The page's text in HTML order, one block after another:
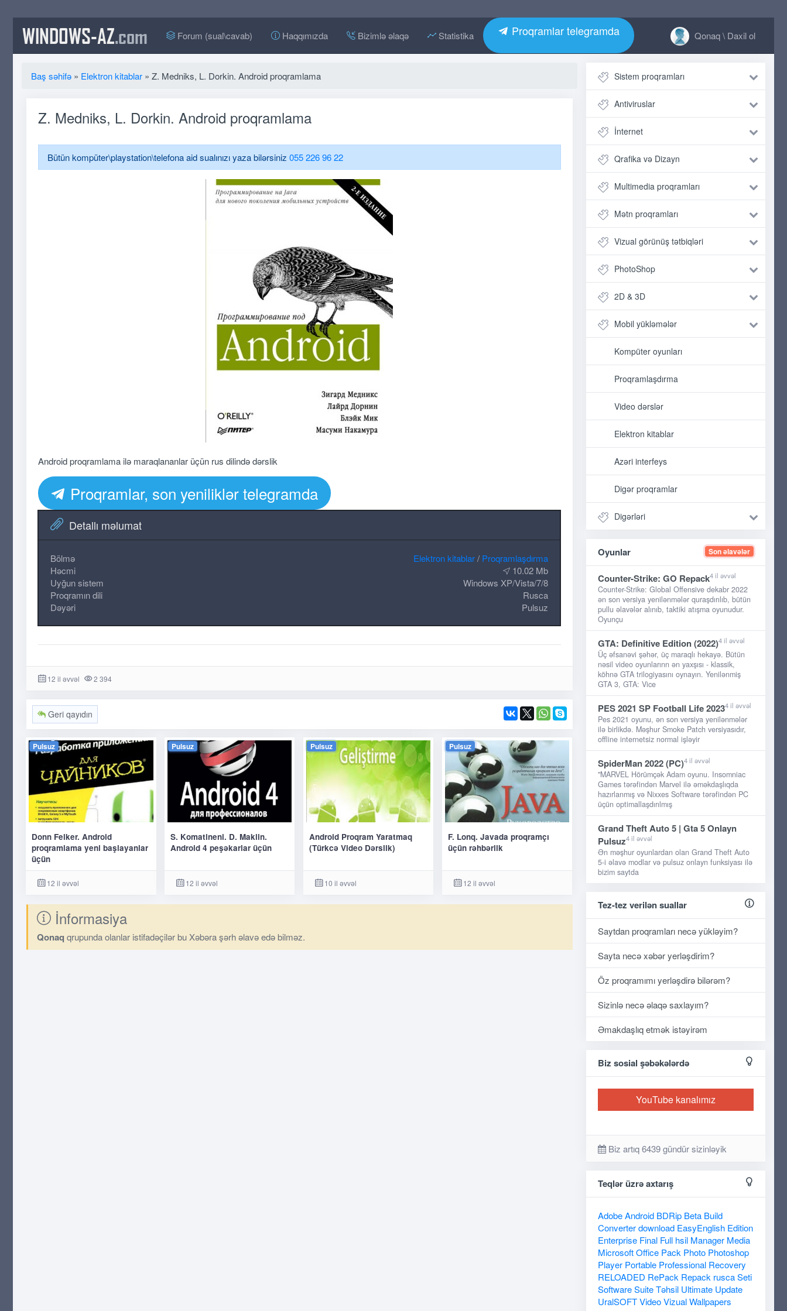
WINDOWS-AZ.com Forum (sual\cavab) Haqqımızda Bizimlə əlaqə Statistika Proqramlar telegramda Qonaq \ Daxil ol
Baş səhifə » Elektron kitablar » Z. Medniks, L. Dorkin. Android proqramlama
Z. Medniks, L. Dorkin. Android proqramlama
Bütün kompüter\playstation\telefona aid sualınızı yaza bilərsiniz 055 226 96 22
Android proqramlama ilə maraqlananlar üçün rus dilində dərslik
Proqramlar, son yeniliklər telegramda
Detallı məlumat
Bölmə Elektron kitablar/ Proqramlaşdırma
Həcmi
10.02 Mb
Uyğun sistem
Windows XP/Vista/7/8
Proqramın dili
Rusca
Dəyəri
Pulsuz
12 il əvvəl 2 394
Geri qayıdın
Pulsuz
Donn Felker. Android
proqramlama yeni başlayanlar
üçün
12 il əvvəl
Pulsuz
S. Komatineni. D. Maklin.
Android 4 peşəkarlar üçün
12 il əvvəl
Pulsuz
Android Proqram Yaratmaq
(Türkcə Video Dərslik)
10 il əvvəl
Pulsuz
F. Lonq. Javada proqramçı
üçün rəhbərlik
12 il əvvəl
İnformasiya
Qonaq qrupunda olanlar istifadəçilər bu Xəbəra şərh əlavə edə bilməz.
Sistem proqramları
Antiviruslar
İnternet
Qrafika və Dizayn
Multimedia proqramları
Mətn proqramları
Vizual görünüş tətbiqləri
PhotoShop
2D & 3D
Mobil yükləmələr
Kompüter oyunları
Proqramlaşdırma
Video dərslər
Elektron kitablar
Azəri interfeys
Digər proqramlar
Digərləri
Oyunlar Son əlavələr
Counter-Strike: GO Repack4 il əvvəl
Counter-Strike: Global Offensive dekabr 2022
ən son versiya yenilənmələr quraşdırılıb, bütün
pullu əlavələr alınıb, taktiki atışma oyunudur.
Oyunçu
GTA: Definitive Edition (2022)4 il əvvəl
Üç əfsanəvi şəhər, üç maraqlı hekayə. Bütün
nəsil video oyunlarınn ən yaxşısı - klassik,
köhnə GTA trilogiyasını oynayın. Yenilənmiş
GTA 3, GTA: Vice
PES 2021 SP Football Life 20234 il əvvəl
Pes 2021 oyunu, ən son versiya yenilənmələr
ilə birlikdə. Məşhur Smoke Patch versiyasıdır,
offline internetsiz normal işləyir
SpiderMan 2022 (PC)4 il əvvəl
"MARVEL Hörümçək Adam oyunu. Insomniac
Games tərəfindən Marvel ilə əməkdaşlıqda
hazırlanmış və Nixxes Software tərəfindən PC
üçün optimallaşdırılmış
Grand Theft Auto 5 | Gta 5 Onlayn
Pulsuz4 il əvvəl
Ən məşhur oyunlardan olan Grand Theft Auto
5-i əlavə modlar və pulsuz onlayn funksiyası ilə
bizim saytda
Tez-tez verilən suallar
Saytdan proqramları necə yükləyim?
Sayta necə xəbər yerləşdirim?
Öz proqramımı yerləşdirə bilərəm?
Sizinlə necə əlaqə saxlayım?
Əmakdaşlıq etmək istəyirəm
Biz sosial şəbəkələrdə
YouTube kanalımız
Biz artıq 6439 gündür sizinləyik
Teqlər üzrə axtarış
Adobe Android BDRip Beta Build
Converter download EasyEnglish Edition
Enterprise Final Full hsil Manager Media
Microsoft Office Pack Photo Photoshop
Player Portable Professional Recovery
RELOADED RePack Repack rusca Seti
Software Suite Təhsil Ultimate Update
UralSOFT Video Vizual Wallpapers